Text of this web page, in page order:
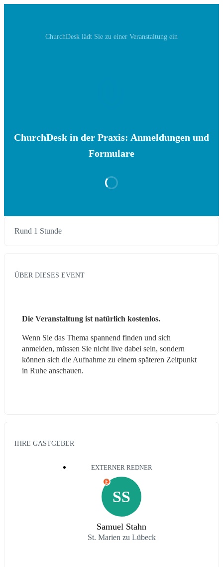
ChurchDesk‬ lädt Sie zu einer Veranstaltung ein
ChurchDesk in der Praxis: Anmeldungen und
Formulare
Rund 1 Stunde
ÜBER DIESES EVENT
Die Veranstaltung ist natürlich kostenlos.
Wenn Sie das Thema spannend finden und sich
anmelden, müssen Sie nicht live dabei sein, sondern
können sich die Aufnahme zu einem späteren Zeitpunkt
in Ruhe anschauen.
IHRE GASTGEBER
EXTERNER REDNER
SS
E
Samuel Stahn
St. Marien zu Lübeck